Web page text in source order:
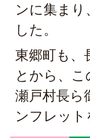
ンに集ま
した。
東郷町も、
とから、
瀬戸村長ら
ンフレッ